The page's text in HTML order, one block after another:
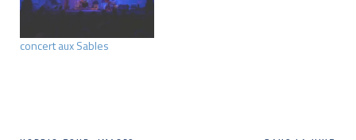
concert aux Sables